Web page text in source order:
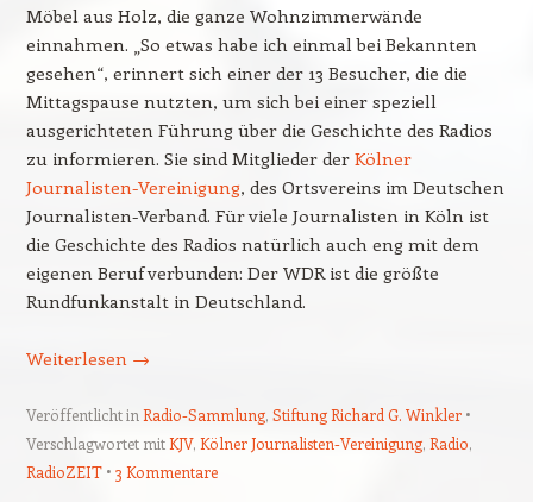
Möbel aus Holz, die ganze Wohnzimmerwände
einnahmen. „So etwas habe ich einmal bei Bekannten
gesehen“, erinnert sich einer der 13 Besucher, die die
Mittagspause nutzten, um sich bei einer speziell
ausgerichteten Führung über die Geschichte des Radios
zu informieren. Sie sind Mitglieder der Kölner
Journalisten-Vereinigung, des Ortsvereins im Deutschen
Journalisten-Verband. Für viele Journalisten in Köln ist
die Geschichte des Radios natürlich auch eng mit dem
eigenen Beruf verbunden: Der WDR ist die größte
Rundfunkanstalt in Deutschland.
Weiterlesen →
Veröffentlicht in Radio-Sammlung, Stiftung Richard G. Winkler
Verschlagwortet mitKJV, Kölner Journalisten-Vereinigung, Radio,
RadioZEIT
3 Kommentare